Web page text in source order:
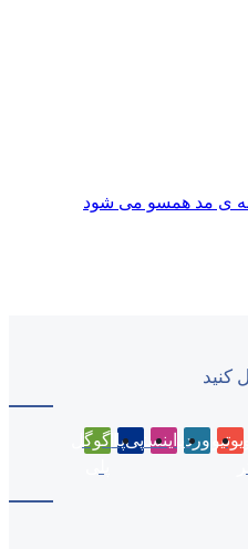
ی مد همسو می شود
کنید
یوتیوبوردپرساینستاگرام
پی‌پالگوگل